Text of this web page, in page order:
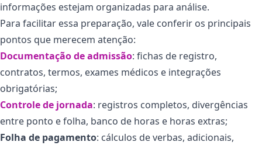
informações estejam organizadas para análise.
Para facilitar essa preparação, vale conferir os principais
pontos que merecem atenção:
Documentação de admissão: fichas de registro,
contratos, termos, exames médicos e integrações
obrigatórias;
Controle de jornada: registros completos, divergências
entre ponto e folha, banco de horas e horas extras;
Folha de pagamento: cálculos de verbas, adicionais,